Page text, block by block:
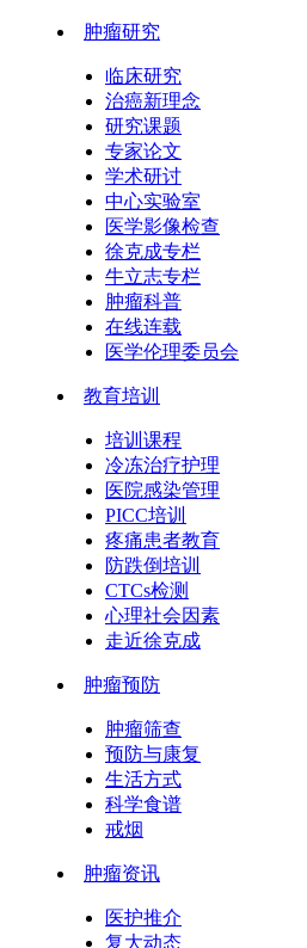
肿瘤研究
临床研究
治癌新理念
研究课题
专家论文
学术研讨
中心实验室
医学影像检查
徐克成专栏
牛立志专栏
肿瘤科普
在线连载
医学伦理委员会
教育培训
培训课程
冷冻治疗护理
医院感染管理
PICC培训
疼痛患者教育
防跌倒培训
CTCs检测
心理社会因素
走近徐克成
肿瘤预防
肿瘤筛查
预防与康复
生活方式
科学食谱
戒烟
肿瘤资讯
医护推介
复大动态